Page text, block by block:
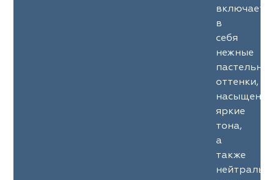
включает
в
себя
нежные
оттенки,
яркие
тона,
а
также